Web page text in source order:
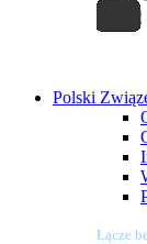
Polski
Łącze